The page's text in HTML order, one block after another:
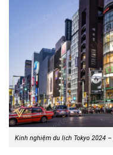
Kinh nghiệm du lịch Tokyo 2024